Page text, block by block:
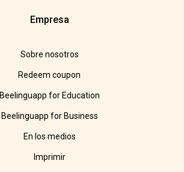
Empresa
Sobre nosotros
Redeem coupon
Beelinguapp for Education
Beelinguapp for Business
En los medios
Imprimir